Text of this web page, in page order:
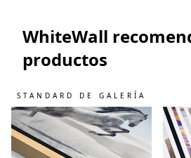
WhiteWall
productos
STANDARD DE GALERÍA